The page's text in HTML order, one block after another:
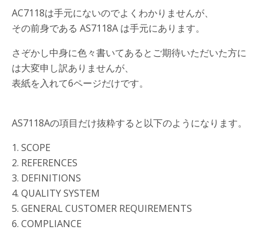
AC7118は手元にないのでよくわかりませんが、
その前身である AS7118A は手元にあります。
さぞかし中身に色々書いてあるとご期待いただいた方に
は大変申し訳ありませんが、
表紙を入れて6ページだけです。
AS7118Aの項目だけ抜粋すると以下のようになります。
1. SCOPE
2. REFERENCES
3. DEFINITIONS
4. QUALITY SYSTEM
5. GENERAL CUSTOMER REQUIREMENTS
6. COMPLIANCE